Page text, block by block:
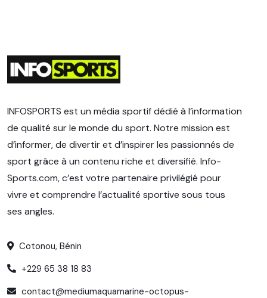
INFOSPORTS est un média sportif dédié à l’information
de qualité sur le monde du sport. Notre mission est
d’informer, de divertir et d’inspirer les passionnés de
sport grâce à un contenu riche et diversifié. Info-
Sports.com, c’est votre partenaire privilégié pour
vivre et comprendre l’actualité sportive sous tous
ses angles.
Cotonou, Bénin
+229 65 38 18 83
contact@mediumaquamarine-octopus-